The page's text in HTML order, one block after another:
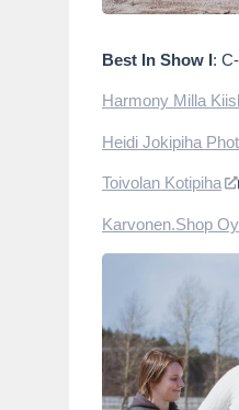
Best In Show I:
Harmony Milla
Heidi Jokipiha
Toivolan Kotipiha
Karvonen.Shop